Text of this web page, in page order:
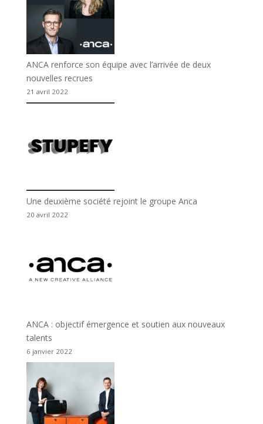
ANCA renforce son équipe avec l’arrivée de deux
nouvelles recrues
21 avril 2022
Une deuxième société rejoint le groupe Anca
20 avril 2022
ANCA : objectif émergence et soutien aux nouveaux
talents
6 janvier 2022